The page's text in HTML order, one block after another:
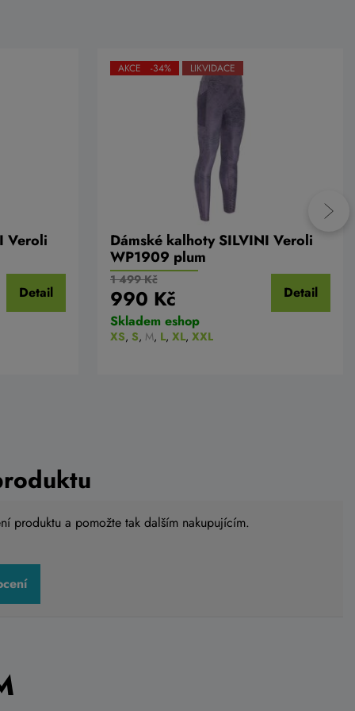
Veroli
Detail
Dámské kalhoty SILVINI Veroli
WP1909 plum
AKCE -34% LIKVIDACE
1 499 Kč
990 Kč
Skladem eshop
XS, S, M, L, XL, XXL
Detail
produktu a pomožte tak dalším nakupujícím.